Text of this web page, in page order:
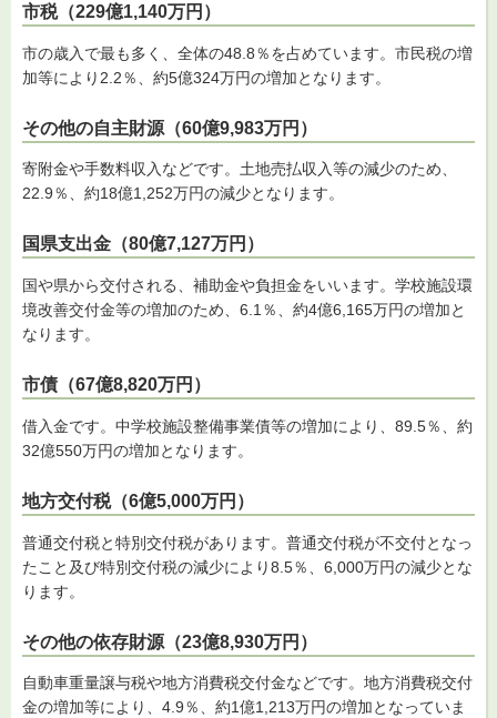
市税（229億1,140万円）
市の歳入で最も多く、全体の48.8％を占めています。市民税の増
加等により2.2％、約5億324万円の増加となります。
その他の自主財源（60億9,983万円）
寄附金や手数料収入などです。土地売払収入等の減少のため、
22.9％、約18億1,252万円の減少となります。
国県支出金（80億7,127万円）
国や県から交付される、補助金や負担金をいいます。学校施設環
境改善交付金等の増加のため、6.1％、約4億6,165万円の増加と
なります。
市債（67億8,820万円）
借入金です。中学校施設整備事業債等の増加により、89.5％、約
32億550万円の増加となります。
地方交付税（6億5,000万円）
普通交付税と特別交付税があります。普通交付税が不交付となっ
たこと及び特別交付税の減少により8.5％、6,000万円の減少とな
ります。
その他の依存財源（23億8,930万円）
自動車重量譲与税や地方消費税交付金などです。地方消費税交付
金の増加等により、4.9％、約1億1,213万円の増加となっていま